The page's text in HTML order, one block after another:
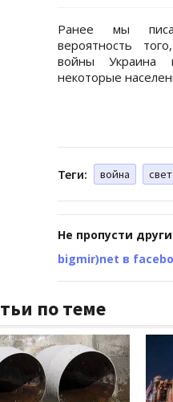
Ранее мы
вероятность
войны Украина
некоторые
Теги: война свет
Не пропусти
bigmir)net в
по теме